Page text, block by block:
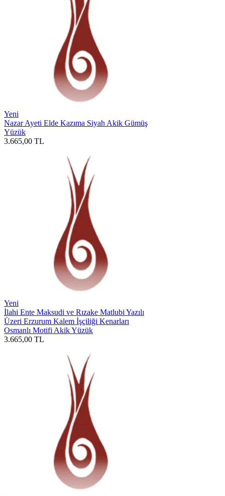
Yeni
Nazar Ayeti Elde Kazıma Siyah Akik Gümüş
Yüzük
3.665,00 TL
Yeni
İlahi Ente Maksudi ve Rızake Matlubi Yazılı
Üzeri Erzurum Kalem İşçiliği Kenarları
Osmanlı Motifi Akik Yüzük
3.665,00 TL